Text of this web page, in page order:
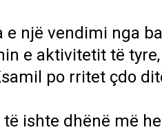
një vendimi nga
e aktivitetit të
po rritet çdo
ishte dhënë më